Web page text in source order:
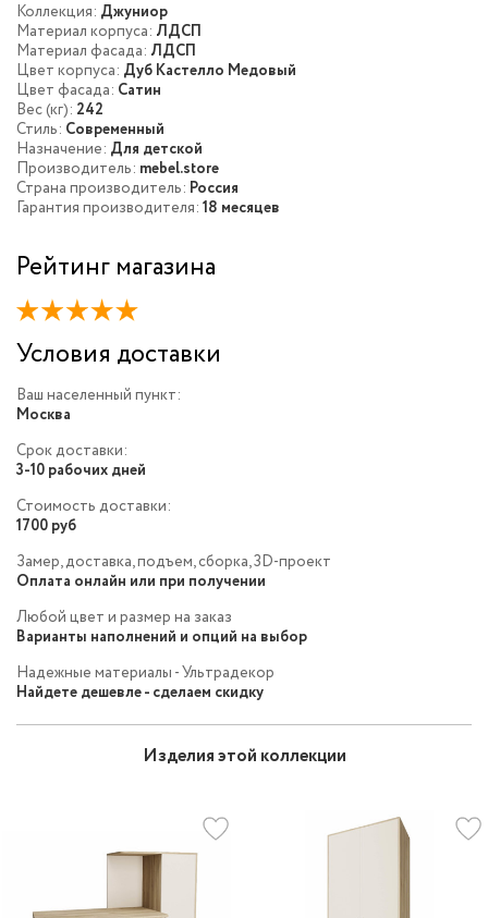
Коллекция: Джуниор
Материал корпуса: ЛДСП
Материал фасада: ЛДСП
Цвет корпуса: Дуб Кастелло Медовый
Цвет фасада: Сатин
Вес (кг): 242
Стиль: Современный
Назначение: Для детской
Производитель: mebel.store
Страна производитель: Россия
Гарантия производителя: 18 месяцев
Рейтинг магазина
Условия доставки
Ваш населенный пункт:
Москва
Срок доставки:
3-10 рабочих дней
Стоимость доставки:
1700 руб
Замер, доставка, подъем, сборка, 3D-проект
Оплата онлайн или при получении
Любой цвет и размер на заказ
Варианты наполнений и опций на выбор
Надежные материалы - Ультрадекор
Найдете дешевле - сделаем скидку
Изделия этой коллекции